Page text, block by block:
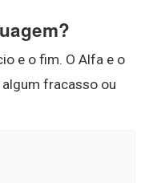
e o fim. O Alfa e o
fracasso ou